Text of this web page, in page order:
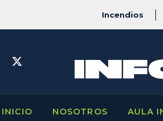
Incendios
X
INICIO NOSOTROS AULA